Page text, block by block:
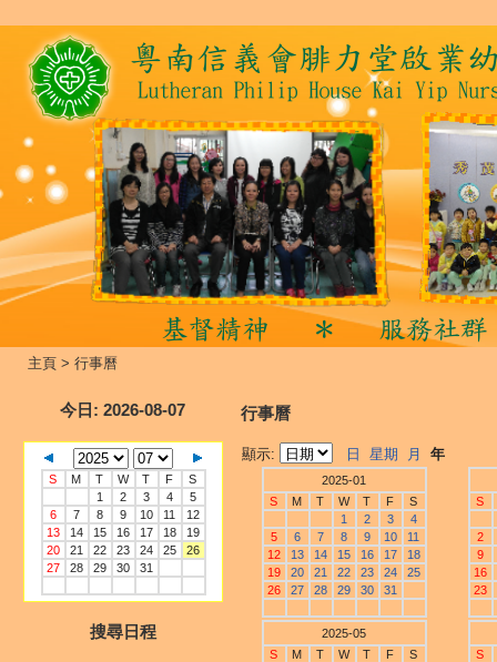
主頁 > 行事曆
今日 : 2026-08-07
S M T W T F
S
1
2 3 4
5
6
7 8 9 10 11
12
13
14 15 16 17 18
19
20
21 22 23 24 25
26
27
28 29 30 31
搜尋日程
行事曆
顯示: 日 星期 月 年
2025-01
S
M T W T F
S
1
2 3
4
5
6 7 8 9 10
11
12
13 14 15 16 17
18
19
20 21 22 23 24
25
26
27 28 29 30 31
S
2
9
16
23
2025-05
S
M T W T F
S
S